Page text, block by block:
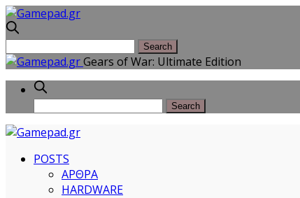
Gears of War: Ultimate Edition
POSTS
ΑΡΘΡΑ
HARDWARE